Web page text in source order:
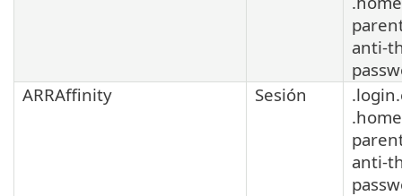
anti-
ARRAffinity
Sesión
anti-